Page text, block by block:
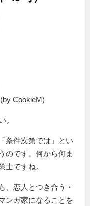
(by CookieM)
。
条件次第では
とい
のです。何から何ま
士ですね。
、恋人とつき合う・
ンガ家になることを